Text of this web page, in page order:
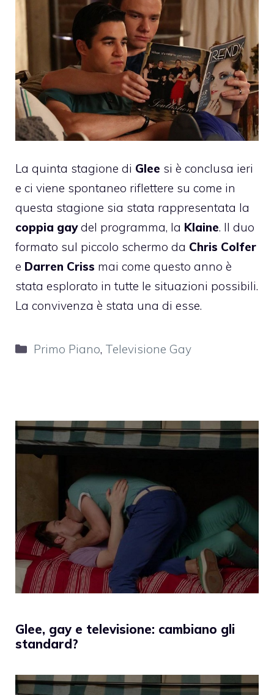
La quinta stagione di Glee si è conclusa ieri
e ci viene spontaneo riflettere su come in
questa stagione sia stata rappresentata la
coppia gaydel programma, la Klaine. Il duo
formato sul piccolo schermo da Chris Colfer
e Darren Criss mai come questo anno è
stata esplorato in tutte le situazioni possibili.
La convivenza è stata una di esse.
Categorie
Primo Piano, Televisione Gay
Glee, gay e televisione: cambiano gli
standard?